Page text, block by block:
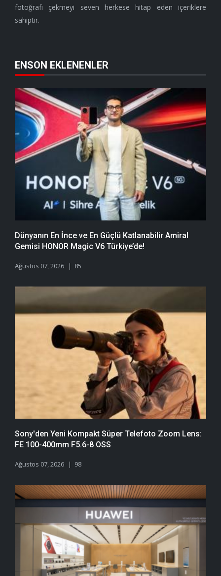
fotoğrafı çekmeyi seven herkese hitap eden içeriklere
sahiptir.
ENSON EKLENENLER
Dünyanın En İnce ve En Güçlü Katlanabilir Amiral
Gemisi HONOR Magic V6 Türkiye’de!
Ağustos 07, 2026 85
Sony'den Yeni Kompakt Süper Telefoto Zoom Lens:
FE 100-400mm F5.6-8 OSS
Ağustos 07, 2026 98